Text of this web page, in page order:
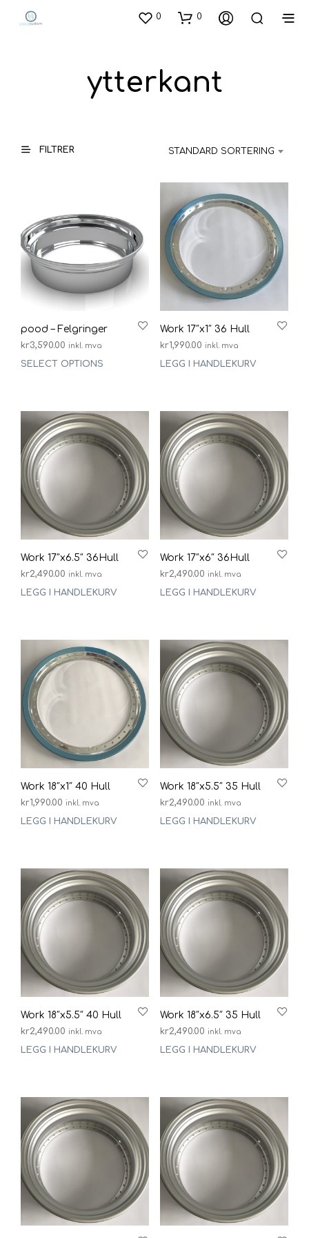
0 0
ytterkant
FILTRER STANDARD SORTERING
pood – Felgringer
kr3,590.00 inkl. mva
SELECT OPTIONS
Work 17″x1″ 36 Hull
kr1,990.00 inkl. mva
LEGG I HANDLEKURV
Work 17″x6.5″ 36Hull
kr2,490.00 inkl. mva
LEGG I HANDLEKURV
Work 17″x6″ 36Hull
kr2,490.00 inkl. mva
LEGG I HANDLEKURV
Work 18″x1″ 40 Hull
kr1,990.00 inkl. mva
LEGG I HANDLEKURV
Work 18″x5.5″ 35 Hull
kr2,490.00 inkl. mva
LEGG I HANDLEKURV
Work 18″x5.5″ 40 Hull
kr2,490.00 inkl. mva
LEGG I HANDLEKURV
Work 18″x6.5″ 35 Hull
kr2,490.00 inkl. mva
LEGG I HANDLEKURV